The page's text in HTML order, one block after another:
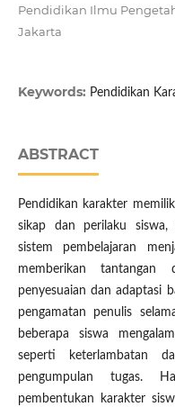
Pendidikan Ilmu
Jakarta
Keywords: Pendidikan
ABSTRACT
Pendidikan karakter
sikap dan perilaku siswa,
sistem pembelajaran
memberikan tantangan
penyesuaian dan adaptasi
pengamatan penulis
beberapa siswa
seperti keterlambatan
pengumpulan tugas.
pembentukan karakter